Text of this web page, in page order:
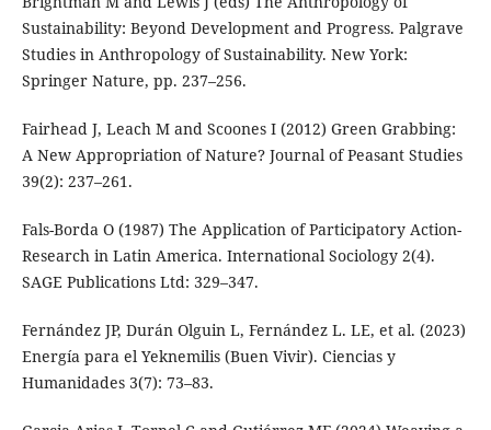
Sustainability: Beyond Development and Progress. Palgrave
Studies in Anthropology of Sustainability. New York:
Springer Nature, pp. 237–256.
Fairhead J, Leach M and Scoones I (2012) Green Grabbing:
A New Appropriation of Nature? Journal of Peasant Studies
39(2): 237–261.
Fals-Borda O (1987) The Application of Participatory Action-
Research in Latin America. International Sociology 2(4).
SAGE Publications Ltd: 329–347.
Fernández JP, Durán Olguin L, Fernández L. LE, et al. (2023)
Energía para el Yeknemilis (Buen Vivir). Ciencias y
Humanidades 3(7): 73–83.